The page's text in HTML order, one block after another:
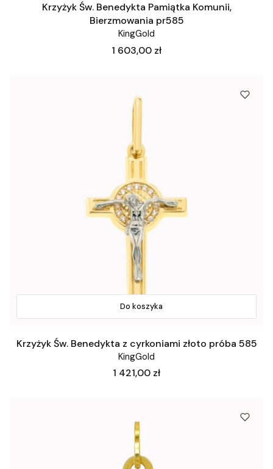
Krzyżyk Św. Benedykta Pamiątka Komunii,
Bierzmowania pr585
KingGold
Cena
1 603,00 zł
Do koszyka
Krzyżyk Św. Benedykta z cyrkoniami złoto próba 585
KingGold
Cena
1 421,00 zł